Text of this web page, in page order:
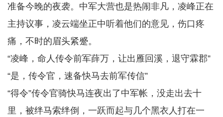
准备今晚的夜袭。中军大营也是热闹非凡，凌峰正在
主持议事，凌云端坐正中听着他们的意见，伤口疼
痛，不时的眉头紧蹙。
“凌峰，命人传令前军薛万，让出雁回溪，退守霖郡”
“是，传令官，速备快马去前军传信”
“得令”传令官骑快马连夜出了中军帐，没走出去十
里，被绊马索绊倒，一跃而起与几个黑衣人打在一